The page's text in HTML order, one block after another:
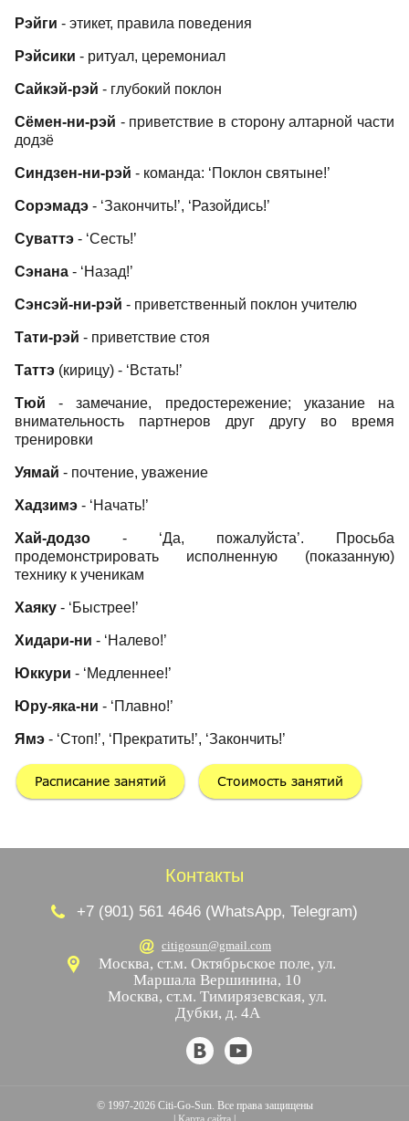
Рэйги - этикет, правила поведения
Рэйсики - ритуал, церемониал
Сайкэй-рэй - глубокий поклон
Сёмен-ни-рэй - приветствие в сторону алтарной части
додзё
Синдзен-ни-рэй - команда: ‘Поклон святыне!’
Сорэмадэ - ‘Закончить!’, ‘Разойдись!’
Суваттэ - ‘Сесть!’
Сэнана - ‘Назад!’
Сэнсэй-ни-рэй - приветственный поклон учителю
Тати-рэй - приветствие стоя
Таттэ (кирицу) - ‘Встать!’
Тюй - замечание, предостережение; указание на
внимательность партнеров друг другу во время
тренировки
Уямай - почтение, уважение
Хадзимэ - ‘Начать!’
Хай-додзо - ‘Да, пожалуйста’. Просьба
продемонстрировать исполненную (показанную)
технику к ученикам
Хаяку - ‘Быстрее!’
Хидари-ни - ‘Налево!’
Юккури - ‘Медленнее!’
Юру-яка-ни - ‘Плавно!’
Ямэ - ‘Стоп!’, ‘Прекратить!’, ‘Закончить!’
Контакты
+7 (901) 561 4646 (WhatsApp, Telegram)
citigosun@gmail.com
Москва, ст.м. Октябрьское поле, ул.
Маршала Вершинина, 10
Москва, ст.м. Тимирязевская, ул.
Дубки, д. 4А
© 1997-2026 Citi-Go-Sun. Все права защищены